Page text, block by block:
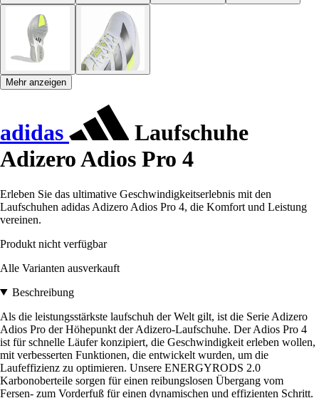
Mehr anzeigen
adidas
Laufschuhe
Adizero Adios Pro 4
Erleben Sie das ultimative Geschwindigkeitserlebnis mit den
Laufschuhen adidas Adizero Adios Pro 4, die Komfort und Leistung
vereinen.
Produkt nicht verfügbar
Alle Varianten ausverkauft
Beschreibung
Als die leistungsstärkste laufschuh der Welt gilt, ist die Serie Adizero
Adios Pro der Höhepunkt der Adizero-Laufschuhe. Der Adios Pro 4
ist für schnelle Läufer konzipiert, die Geschwindigkeit erleben wollen,
mit verbesserten Funktionen, die entwickelt wurden, um die
Laufeffizienz zu optimieren. Unsere ENERGYRODS 2.0
Karbonoberteile sorgen für einen reibungslosen Übergang vom
Fersen- zum Vorderfuß für einen dynamischen und effizienten Schritt.